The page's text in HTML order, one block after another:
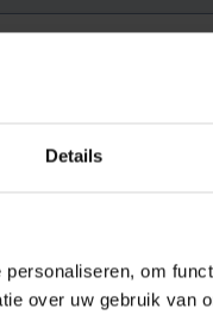
Details
om
over uw gebruik van
je de fout zag.